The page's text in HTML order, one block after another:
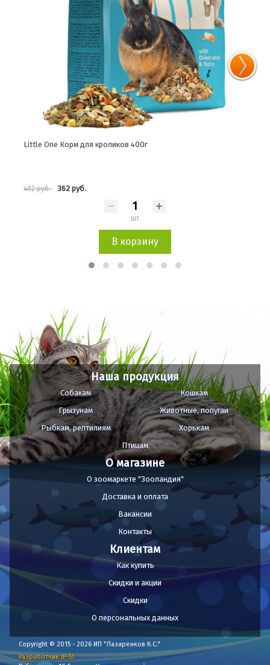
Little One Корм для мышек 400г
340 руб. 306 руб.
шт
В корзину
Наша продукция
Собакам
Кошкам
Грызунам
Животные, попугаи
Рыбкам, рептилиям
Хорькам
Птицам
О магазине
О зоомаркете "Зооландия"
Доставка и оплата
Вакансии
Контакты
Клиентам
Как купить
Скидки и акции
Скидки
О персональных данных
Copyright © 2015 - 2026 ИП "Лазаренков К.С."
Разработчик IP-51